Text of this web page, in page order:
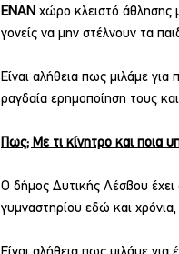
ΕΝΑΝ χώρο κλειστό άθλησης
γονείς να μην στέλνουν τα
Είναι αλήθεια πως μιλάμε
ραγδαία ερημοποίηση τους
Πως; Με τι κίνητρο και ποια
Ο δήμος Δυτικής Λέσβου έχει
γυμναστηρίου εδώ και